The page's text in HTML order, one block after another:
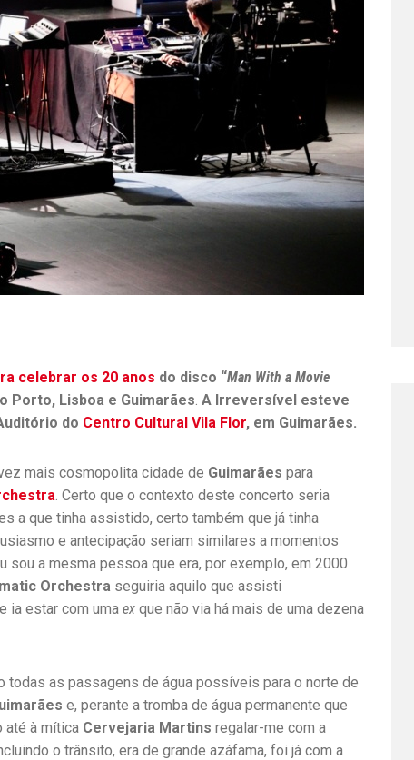
celebrar os 20 anos do disco “Man With a Movie
Porto, Lisboa e Guimarães A Irreversível esteve
do Centro Cultural Vila Flor, em Guimarães.
mais cosmopolita cidade de Guimarães para
. Certo que o contexto deste concerto seria
a que tinha assistido, certo também que já tinha
e antecipação seriam similares a momentos
a mesma pessoa que era, por exemplo, em 2000
Orchestra seguiria aquilo que assisti
ia estar com uma ex que não via há mais de uma dezena
todas as passagens de água possíveis para o norte de
e, perante a tromba de água permanente que
até à mítica Cervejaria Martins regalar-me com a
o trânsito, era de grande azáfama, foi já com a